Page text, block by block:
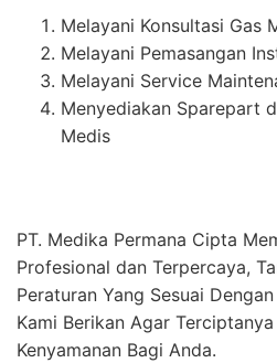
Melayani Konsultasi Gas
Melayani Pemasangan
Melayani Service
Menyediakan Sparepart
Medis
PT. Medika Permana Cipta
Profesional dan Terpercaya,
Peraturan Yang Sesuai
Kami Berikan Agar
Kenyamanan Bagi Anda.